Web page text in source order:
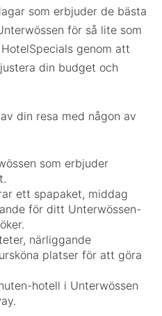
som erbjuder de bästa
för så lite som
genom att
din budget och
din resa med någon av
som erbjuder
ett spapaket, middag
för ditt Unterwössen-
närliggande
platser för att göra
hotell i Unterwössen